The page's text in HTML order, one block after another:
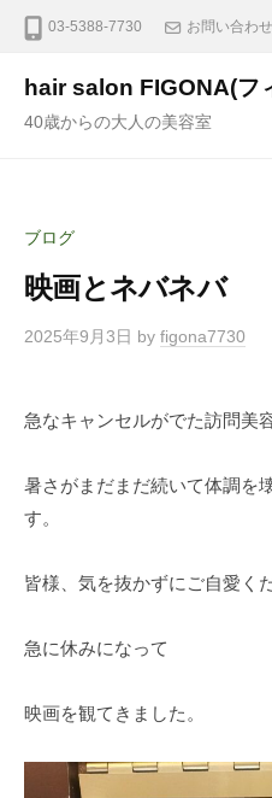
03-5388-7730 お問い合わせ
hair salon FIGONA(フ
40歳からの大人の美容室
ブログ
映画とネバネバ
2025年9月3日 by figona7730
急なキャンセルがでた訪問美
暑さがまだまだ続いて体調を
す。
皆様、気を抜かずにご自愛く
急に休みになって
映画を観てきました。